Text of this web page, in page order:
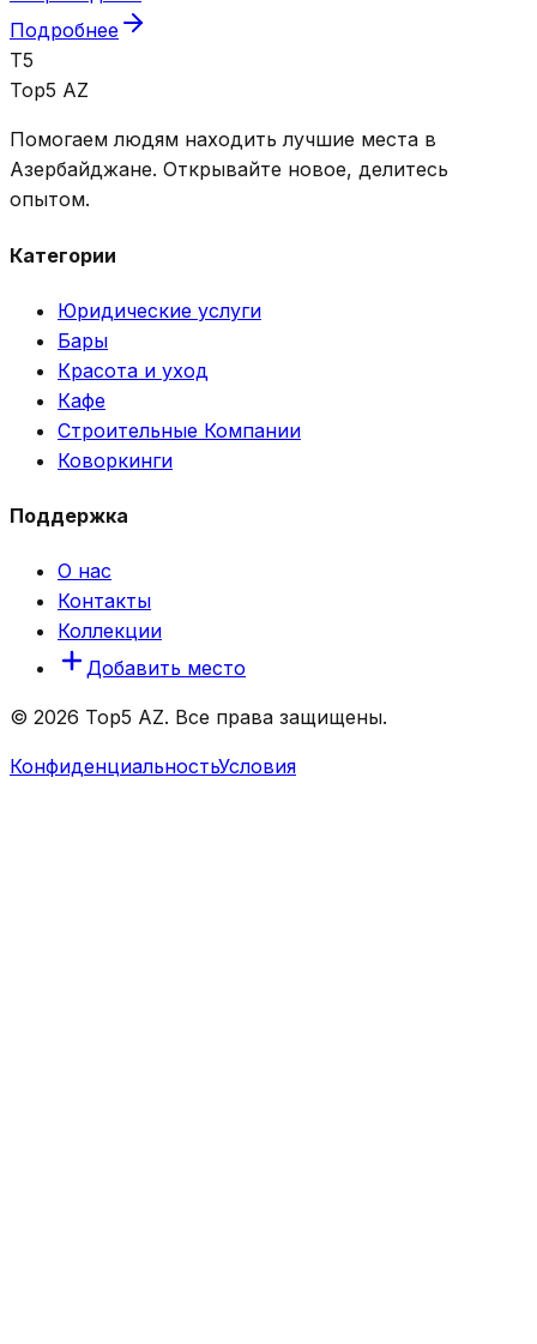
Подробнее
T5
Top5 AZ
Помогаем людям находить лучшие места в
Азербайджане. Открывайте новое, делитесь
опытом.
Категории
Юридические услуги
Бары
Красота и уход
Кафе
Строительные Компании
Коворкинги
Поддержка
О нас
Контакты
Коллекции
Добавить место
© 2026 Top5 AZ. Все права защищены.
КонфиденциальностьУсловия